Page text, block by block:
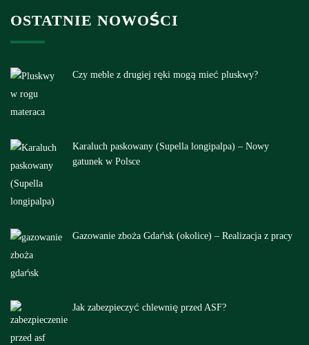
OSTATNIE NOWOŚCI
Czy meble z drugiej ręki mogą mieć pluskwy?
Karaluch paskowany (Supella longipalpa) – Nowy
gatunek w Polsce
Gazowanie zboża Gdańsk (okolice) – Realizacja z pracy
Jak zabezpieczyć chlewnię przed ASF?